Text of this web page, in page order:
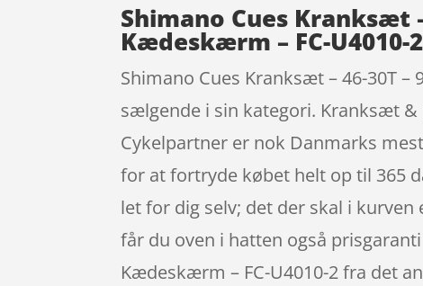
Shimano Cues Kranksæt
Kædeskærm – FC-U4010-
Shimano Cues Kranksæt – 46-30T
sælgende i sin kategori. Kranksæt
Cykelpartner er nok Danmarks
for at fortryde købet helt op til 365
let for dig selv; det der skal i
får du oven i hatten også
Kædeskærm – FC-U4010-2 fra det